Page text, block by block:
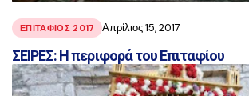
ΕΠΙΤΑΦΙΟΣ 2017 Απρίλιος 15, 2017
ΣΕΙΡΕΣ: Η περιφορά του Επιταφίου